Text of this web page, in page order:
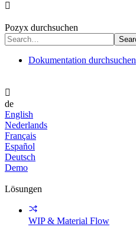

Pozyx durchsuchen
Dokumentation durchsuchen

de
English
Nederlands
Français
Español
Deutsch
Demo
Lösungen
WIP & Material Flow